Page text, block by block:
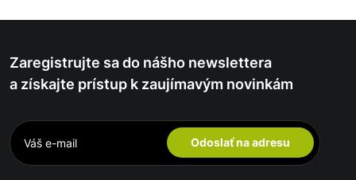
Zaregistrujte sa do nášho newslettera
a získajte prístup k zaujímavým novinkám
Odoslať na adresu